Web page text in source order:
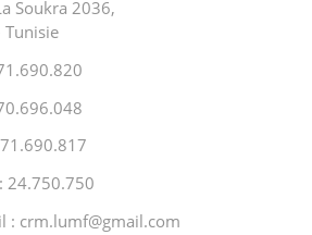
Soukra 2036,
Tunisie
: crm.lumf@gmail.com